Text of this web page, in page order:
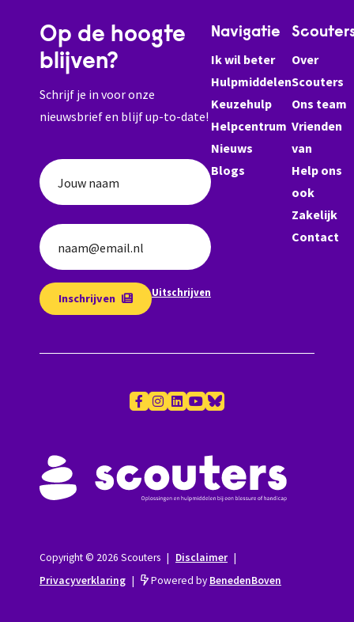
Op de hoogte
blijven?
Schrijf je in voor onze
nieuwsbrief en blijf up-to-date!
Jouw naam
naam@email.nl
Inschrijven Uitschrijven
Navigatie
Ik wil beter
Hulpmiddelen
Keuzehulp
Helpcentrum
Nieuws
Blogs
Over
Scouters
Ons team
Vrienden
van
Help ons
ook
Zakelijk
Contact
Copyright © 2026 Scouters | Disclaimer |
Privacyverklaring | Powered by BenedenBoven